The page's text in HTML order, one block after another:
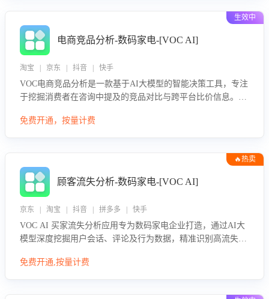
生效中
电商竞品分析-数码家电-[VOC AI]
淘宝 | 京东 | 抖音 | 快手
VOC电商竞品分析是一款基于AI大模型的智能决策工具，专注
于挖掘消费者在咨询中提及的竞品对比与跨平台比价信息。该
息，进行多维度交叉对比，并分析消费者的比价行为。通过提
免费开通，按量计费
🔥热卖
顾客流失分析-数码家电-[VOC AI]
京东 | 淘宝 | 抖音 | 拼多多 | 快手
VOC AI 买家流失分析应用专为数码家电企业打造，通过AI大
模型深度挖掘用户会话、评论及行为数据，精准识别高流失风
迟、竞品价格冲击等。系统自动输出可落地的挽回策略，迅速
免费开通,按量计费